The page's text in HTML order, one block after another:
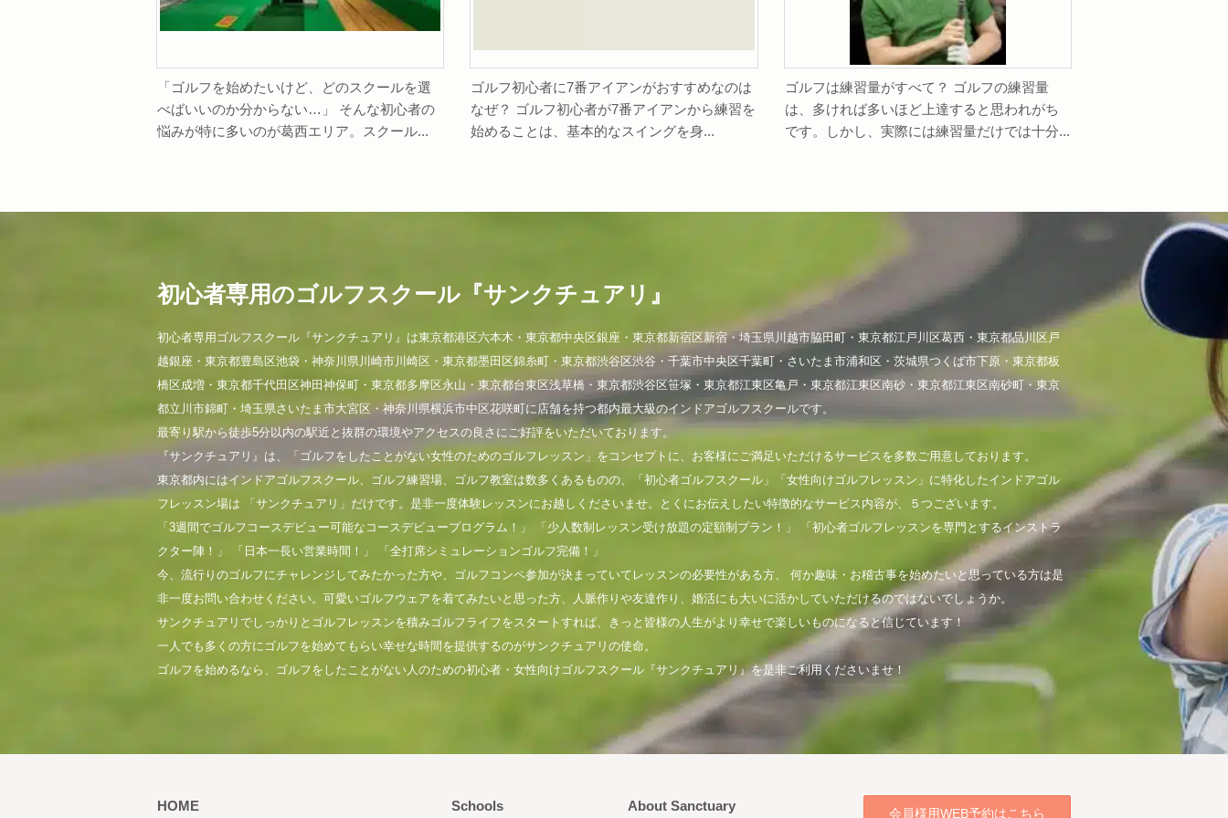
「ゴルフを始めたいけど、どのスクールを選
べばいいのか分からない…」 そんな初心者の
悩みが特に多いのが葛西エリア。スクール...
ゴルフ初心者に7番アイアンがおすすめなのは
なぜ？ ゴルフ初心者が7番アイアンから練習を
始めることは、基本的なスイングを身...
ゴルフは練習量がすべて？ ゴルフの練習量
は、多ければ多いほど上達すると思われがち
です。しかし、実際には練習量だけでは十分...
初心者専用のゴルフスクール『サンクチュアリ』
初心者専用ゴルフスクール『サンクチュアリ』は東京都港区六本木・東京都中央区銀座・東京都新宿区新宿・埼玉県川越市脇田町・東京都江戸川区葛西・東京都品川区戸
越銀座・東京都豊島区池袋・神奈川県川崎市川崎区・東京都墨田区錦糸町・東京都渋谷区渋谷・千葉市中央区千葉町・さいたま市浦和区・茨城県つくば市下原・東京都板
橋区成増・東京都千代田区神田神保町・東京都多摩区永山・東京都台東区浅草橋・東京都渋谷区笹塚・東京都江東区亀戸・東京都江東区南砂・東京都江東区南砂町・東京
都立川市錦町・埼玉県さいたま市大宮区・神奈川県横浜市中区花咲町に店舗を持つ都内最大級のインドアゴルフスクールです。
最寄り駅から徒歩5分以内の駅近と抜群の環境やアクセスの良さにご好評をいただいております。
『サンクチュアリ』は、「ゴルフをしたことがない女性のためのゴルフレッスン」をコンセプトに、お客様にご満足いただけるサービスを多数ご用意しております。
東京都内にはインドアゴルフスクール、ゴルフ練習場、ゴルフ教室は数多くあるものの、「初心者ゴルフスクール」「女性向けゴルフレッスン」に特化したインドアゴル
フレッスン場は 「サンクチュアリ」だけです。是非一度体験レッスンにお越しくださいませ。とくにお伝えしたい特徴的なサービス内容が、５つございます。
「3週間でゴルフコースデビュー可能なコースデビュープログラム！」 「少人数制レッスン受け放題の定額制プラン！」 「初心者ゴルフレッスンを専門とするインストラ
クター陣！」 「日本一長い営業時間！」 「全打席シミュレーションゴルフ完備！」
今、流行りのゴルフにチャレンジしてみたかった方や、ゴルフコンペ参加が決まっていてレッスンの必要性がある方、 何か趣味・お稽古事を始めたいと思っている方は是
非一度お問い合わせください。可愛いゴルフウェアを着てみたいと思った方、人脈作りや友達作り、婚活にも大いに活かしていただけるのではないでしょうか。
サンクチュアリでしっかりとゴルフレッスンを積みゴルフライフをスタートすれば、きっと皆様の人生がより幸せで楽しいものになると信じています！
一人でも多くの方にゴルフを始めてもらい幸せな時間を提供するのがサンクチュアリの使命。
ゴルフを始めるなら、ゴルフをしたことがない人のための初心者・女性向けゴルフスクール『サンクチュアリ』を是非ご利用くださいませ！
HOME Schools About Sanctuary 会員様用WEB予約はこちら